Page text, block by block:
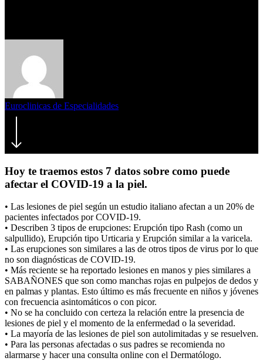
Euroclinicas de Especialidades
Hoy te traemos estos 7 datos sobre como puede
afectar el COVID-19 a la piel.
• Las lesiones de piel según un estudio italiano afectan a un 20% de
pacientes infectados por COVID-19.
• Describen 3 tipos de erupciones: Erupción tipo Rash (como un
salpullido), Erupción tipo Urticaria y Erupción similar a la varicela.
• Las erupciones son similares a las de otros tipos de virus por lo que
no son diagnósticas de COVID-19.
• Más reciente se ha reportado lesiones en manos y pies similares a
SABAÑONES que son como manchas rojas en pulpejos de dedos y
en palmas y plantas. Esto último es más frecuente en niños y jóvenes
con frecuencia asintomáticos o con picor.
• No se ha concluido con certeza la relación entre la presencia de
lesiones de piel y el momento de la enfermedad o la severidad.
• La mayoría de las lesiones de piel son autolimitadas y se resuelven.
• Para las personas afectadas o sus padres se recomienda no
alarmarse y hacer una consulta online con el Dermatólogo.